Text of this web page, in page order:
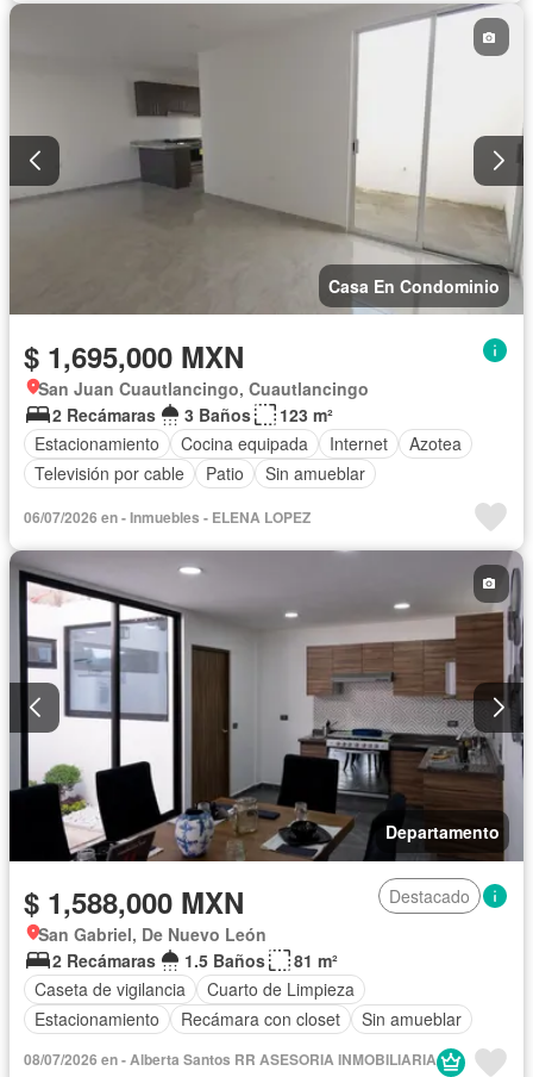
Casa En Condominio
$ 1,695,000 MXN
San Juan Cuautlancingo, Cuautlancingo
2 Recámaras
3 Baños
123 m²
Estacionamiento
Cocina equipada Internet
Azotea
Televisión por cable
Patio Sin amueblar
06/07/2026 en - Inmuebles - ELENA LOPEZ
Departamento
$ 1,588,000 MXN
Destacado
San Gabriel, De Nuevo León
2 Recámaras
1.5 Baños
81 m²
Caseta de vigilancia
Cuarto de Limpieza
Estacionamiento
Recámara con closet Sin amueblar
08/07/2026 en - Alberta Santos RR ASESORIA INMOBILIARIA